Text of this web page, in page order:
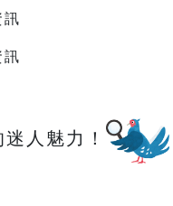
人魅力！